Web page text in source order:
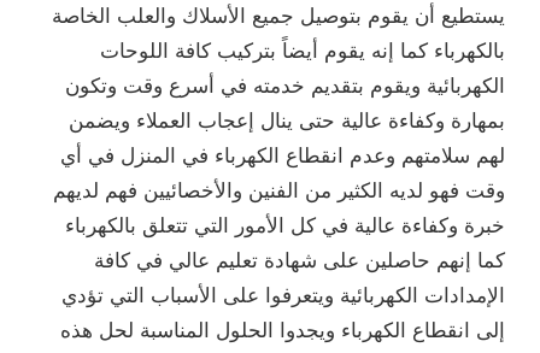
يستطيع أن يقوم بتوصيل جميع الأسلاك والعلب الخاصة
بالكهرباء كما إنه يقوم أيضاً بتركيب كافة اللوحات
الكهربائية ويقوم بتقديم خدمته في أسرع وقت وتكون
بمهارة وكفاءة عالية حتى ينال إعجاب العملاء ويضمن
لهم سلامتهم وعدم انقطاع الكهرباء في المنزل في أي
وقت فهو لديه الكثير من الفنين والأخصائيين فهم لديهم
خبرة وكفاءة عالية في كل الأمور التي تتعلق بالكهرباء
كما إنهم حاصلين على شهادة تعليم عالي في كافة
الإمدادات الكهربائية ويتعرفوا على الأسباب التي تؤدي
إلى انقطاع الكهرباء ويجدوا الحلول المناسبة لحل هذه